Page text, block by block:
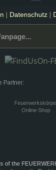
| Datenschutz|
Partner:
Online-Shop
the